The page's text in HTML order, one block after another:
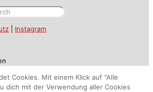
Instagram
Cookies. Mit einem Klick auf "Alle
dich mit der Verwendung aller Cookies